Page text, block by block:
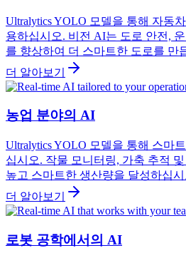
Ultralytics YOLO 모델을 통해 자동
용하십시오. 비전 AI는 도로 안전,
를 향상하여 더 스마트한 도로를 만
더 알아보기
농업 분야의 AI
Ultralytics YOLO 모델을 통해 스마
십시오. 작물 모니터링, 가축 추적
높고 스마트한 생산량을 달성하십시
더 알아보기
로봇 공학에서의 AI